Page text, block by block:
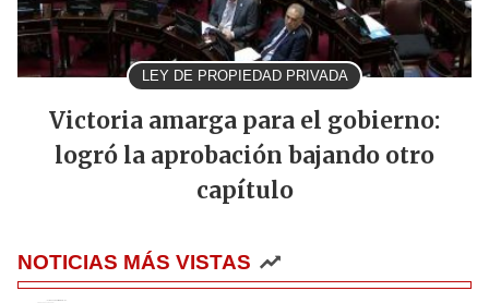
LEY DE PROPIEDAD PRIVADA
Victoria amarga para el gobierno:
logró la aprobación bajando otro
capítulo
NOTICIAS MÁS VISTAS